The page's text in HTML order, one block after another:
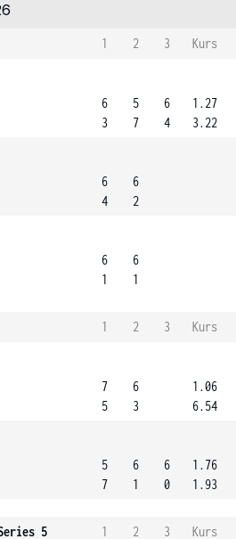
1 2 3
Kurs
6
3
5
7
6
4
1.27
3.22
6
4
6
2
6
1
6
1
1 2 3
Kurs
7
5
6
3
1.06
6.54
5
7
6
1
6
0
1.76
1.93
5 1 2 3
Kurs